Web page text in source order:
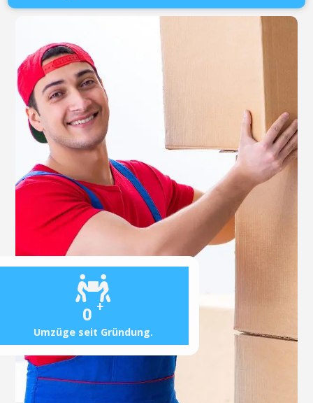
0 +
Umzüge seit Gründung.